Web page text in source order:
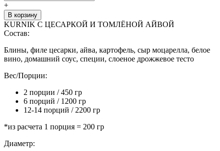
+
В корзину
KURNIK С ЦЕСАРКОЙ И ТОМЛЁНОЙ АЙВОЙ
Состав:
Блины, филе цесарки, айва, картофель, сыр моцарелла, белое
вино, домашний соус, специи, слоеное дрожжевое тесто
Вес/Порции:
2 порции / 450 гр
6 порций / 1200 гр
12-14 порций / 2200 гр
*из расчета 1 порция = 200 гр
Диаметр: